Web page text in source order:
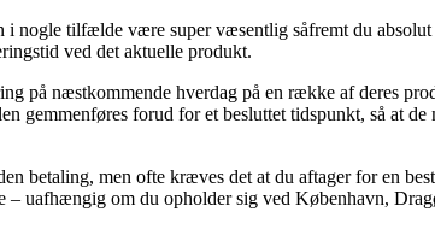
nogle tilfælde være super væsentlig såfremt du absolut
ved det aktuelle produkt.
på næstkommende hverdag på en række af deres
gemmenføres forud for et besluttet tidspunkt, så at
betaling, men ofte kræves det at du aftager for en
– uafhængig om du opholder sig ved København,